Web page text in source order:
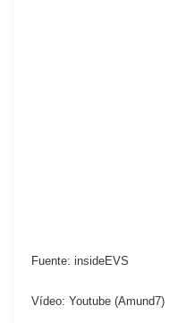
Fuente: insideEVS
Vídeo: Youtube (Amund7)